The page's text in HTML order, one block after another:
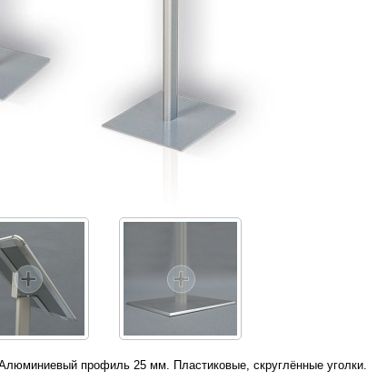
профиль 25 мм. Пластиковые, скруглённые уголки.